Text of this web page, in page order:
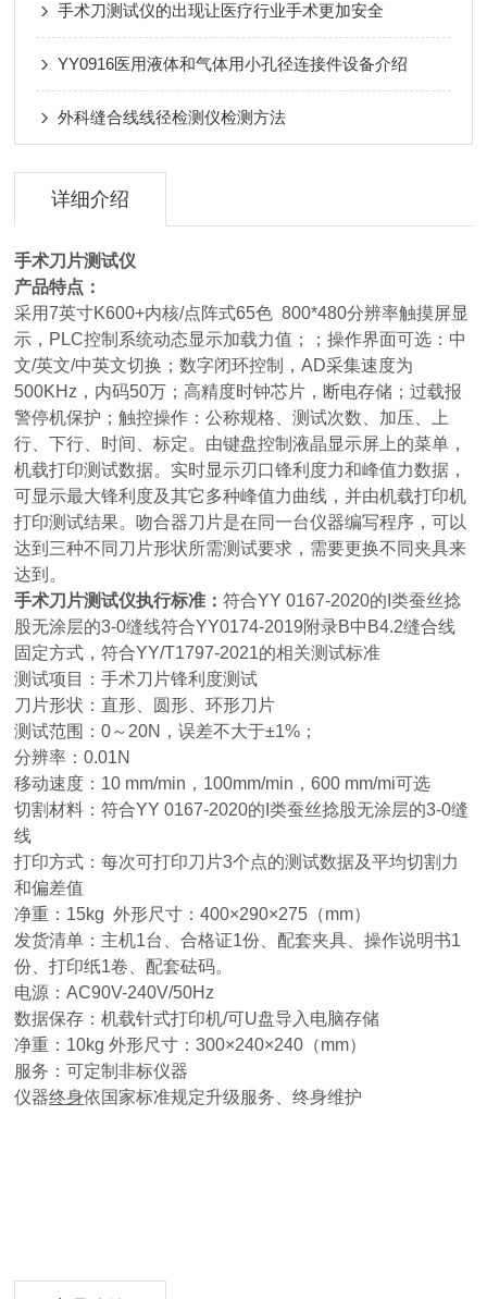
手术刀测试仪的出现让医疗行业手术更加安全
YY0916医用液体和气体用小孔径连接件设备介绍
外科缝合线线径检测仪检测方法
详细介绍
手术刀片测试仪
产品特点：
采用7英寸K600+内核/点阵式65色 800*480分辨率触摸屏显
示，PLC控制系统动态显示加载力值；；操作界面可选：中
文/英文/中英文切换；数字闭环控制，AD采集速度为
500KHz，内码50万；高精度时钟芯片，断电存储；过载报
警停机保护；触控操作：公称规格、测试次数、加压、上
行、下行、时间、标定。由键盘控制液晶显示屏上的菜单，
机载打印测试数据。实时显示刃口锋利度力和峰值力数据，
可显示最大锋利度及其它多种峰值力曲线，并由机载打印机
打印测试结果。吻合器刀片是在同一台仪器编写程序，可以
达到三种不同刀片形状所需测试要求，需要更换不同夹具来
达到。
手术刀片测试仪执行标准：符合YY 0167-2020的I类蚕丝捻
股无涂层的3-0缝线符合YY0174-2019附录B中B4.2缝合线
固定方式，符合YY/T1797-2021的相关测试标准
测试项目：手术刀片锋利度测试
刀片形状：直形、圆形、环形刀片
测试范围：0～20N，误差不大于±1%；
分辨率：0.01N
移动速度：10 mm/min，100mm/min，600 mm/mi可选
切割材料：符合YY 0167-2020的I类蚕丝捻股无涂层的3-0缝
线
打印方式：每次可打印刀片3个点的测试数据及平均切割力
和偏差值
净重：15kg 外形尺寸：400×290×275（mm）
发货清单：主机1台、合格证1份、配套夹具、操作说明书1
份、打印纸1卷、配套砝码。
电源：AC90V-240V/50Hz
数据保存：机载针式打印机/可U盘导入电脑存储
净重：10kg 外形尺寸：300×240×240（mm）
服务：可定制非标仪器
仪器终身依国家标准规定升级服务、终身维护